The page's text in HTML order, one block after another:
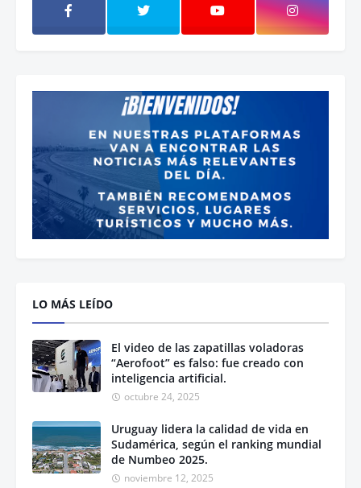
LO MÁS LEÍDO
El video de las zapatillas voladoras
“Aerofoot” es falso: fue creado con
inteligencia artificial.
octubre 24, 2025
Uruguay lidera la calidad de vida en
Sudamérica, según el ranking mundial
de Numbeo 2025.
noviembre 12, 2025